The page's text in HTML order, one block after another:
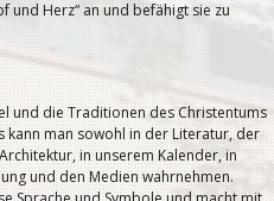
und Herz“ an und befähigt sie zu
und die Traditionen des Christentums
kann man sowohl in der Literatur, der
in unserem Kalender, in
und den Medien wahrnehmen.